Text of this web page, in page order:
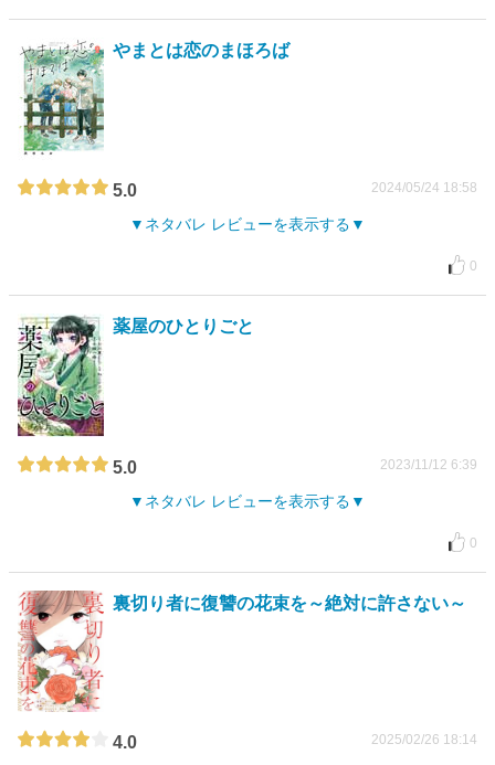
やまとは恋のまほろば
5.0 2024/05/24 18:58
ネタバレ レビューを表示する
0
薬屋のひとりごと
5.0 2023/11/12 6:39
ネタバレ レビューを表示する
0
裏切り者に復讐の花束を～絶対に許さない～
4.0 2025/02/26 18:14